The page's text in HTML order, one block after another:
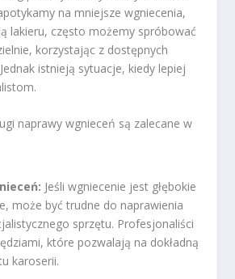
na mniejsze wgniecenia,
lakieru, często możemy spróbować
korzystając z dostępnych
istnieją sytuacje, kiedy lepiej
naprawy wgnieceń są zalecane w
Jeśli wgniecenie jest głębokie
może być trudne do naprawienia
sprzętu. Profesjonaliści
które pozwalają na dokładną
karoserii.